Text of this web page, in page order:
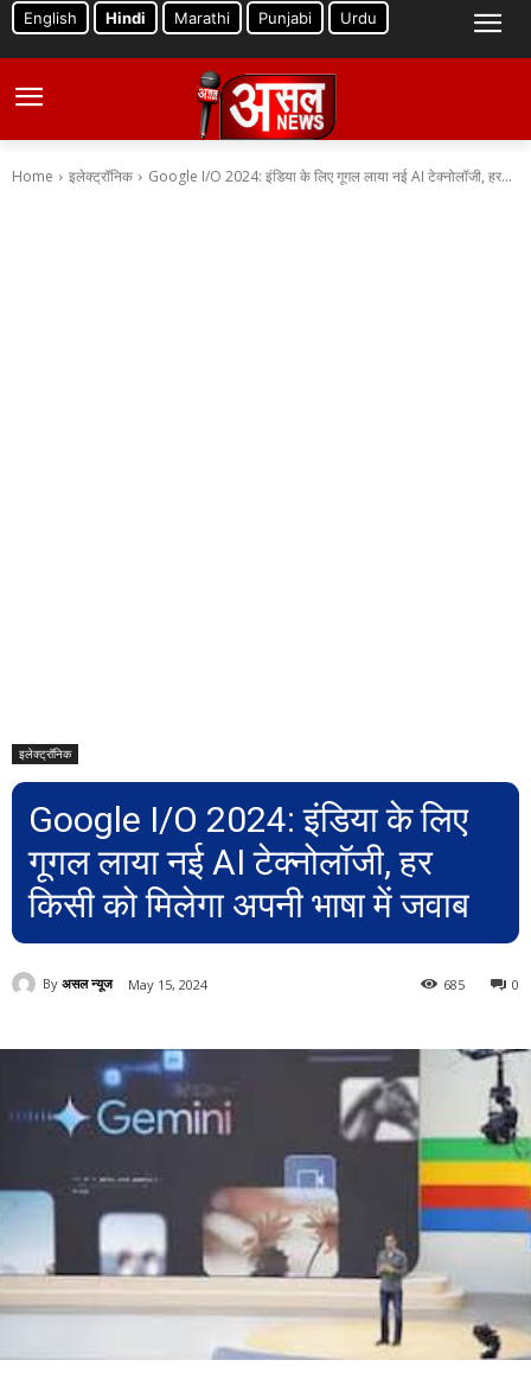
English Hindi Marathi Punjabi Urdu
Home इलेक्ट्रॉनिक Google I/O 2024: इंडिया के लिए गूगल लाया नई AI टेक्नोलॉजी, हर...
इलेक्ट्रॉनिक
Google I/O 2024: इंडिया के लिए
गूगल लाया नई AI टेक्नोलॉजी, हर
किसी को मिलेगा अपनी भाषा में जवाब
By असल न्यूज May 15, 2024 0
685